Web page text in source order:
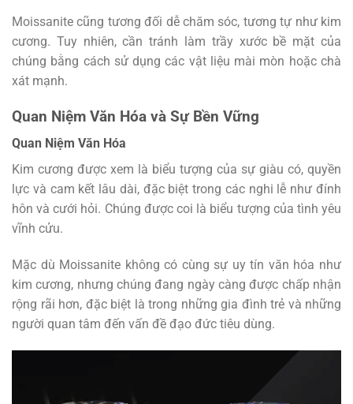
Moissanite cũng tương đối dễ chăm sóc, tương tự như kim
cương. Tuy nhiên, cần tránh làm trầy xước bề mặt của
chúng bằng cách sử dụng các vật liệu mài mòn hoặc chà
xát mạnh.
Quan Niệm Văn Hóa và Sự Bền Vững
Quan Niệm Văn Hóa
Kim cương được xem là biểu tượng của sự giàu có, quyền
lực và cam kết lâu dài, đặc biệt trong các nghi lễ như đính
hôn và cưới hỏi. Chúng được coi là biểu tượng của tình yêu
vĩnh cửu.
Mặc dù Moissanite không có cùng sự uy tín văn hóa như
kim cương, nhưng chúng đang ngày càng được chấp nhận
rộng rãi hơn, đặc biệt là trong những gia đình trẻ và những
người quan tâm đến vấn đề đạo đức tiêu dùng.